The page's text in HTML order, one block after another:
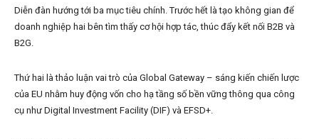
Diễn đàn hướng tới ba mục tiêu chính. Trước hết là tạo không gian để
doanh nghiệp hai bên tìm thấy cơ hội hợp tác, thúc đẩy kết nối B2B và
B2G.
Thứ hai là thảo luận vai trò của Global Gateway – sáng kiến chiến lược
của EU nhằm huy động vốn cho hạ tầng số bền vững thông qua công
cụ như Digital Investment Facility (DIF) và EFSD+.